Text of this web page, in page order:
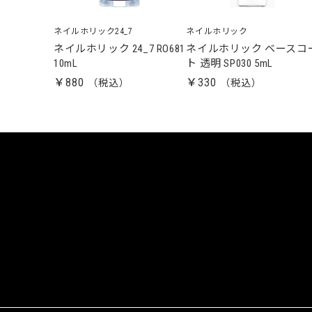
ネイルホリック24_7
ネイルホリック 24_7 RO681
10mL
￥880
ネイルホリック
ネイルホリック ベースコ
ト 透明 SP030 5mL
￥330